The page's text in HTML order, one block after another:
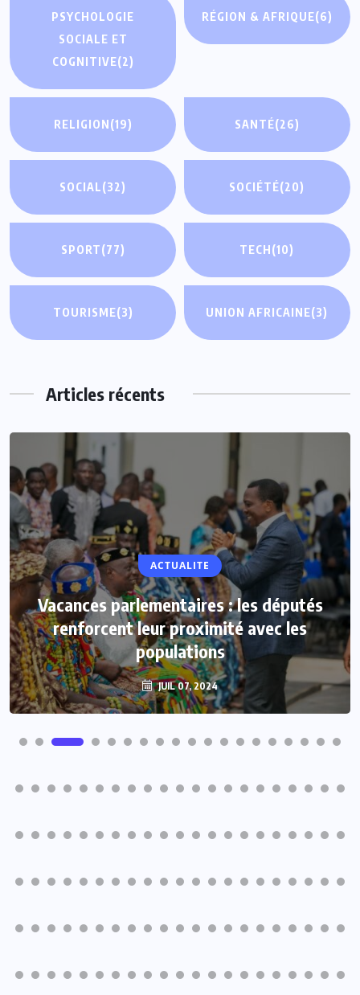
PSYCHOLOGIE
SOCIALE ET
COGNITIVE(2)
RÉGION & AFRIQUE(6)
RELIGION(19) SANTÉ(26)
SOCIAL(32) SOCIÉTÉ(20)
SPORT(77) TECH(10)
TOURISME(3) UNION AFRICAINE(3)
Articles récents
ACTUALITE
Vacances parlementaires : les députés
renforcent leur proximité avec les
populations
JUIL 07, 2024